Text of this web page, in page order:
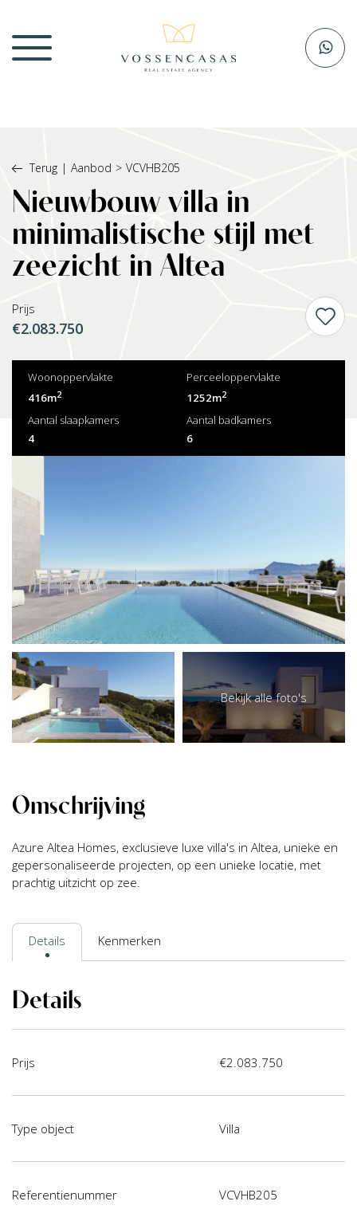
Terug | Aanbod > VCVHB205
Nieuwbouw villa in
minimalistische stijl met
zeezicht in Altea
Prijs
€2.083.750
Woonoppervlakte
416m2
Perceeloppervlakte
1252m2
Aantal slaapkamers
4
Aantal badkamers
6
Bekijk alle foto's
Omschrijving
Azure Altea Homes, exclusieve luxe villa's in Altea, unieke en
gepersonaliseerde projecten, op een unieke locatie, met
prachtig uitzicht op zee.
Details Kenmerken
Details
Prijs €2.083.750
Type object Villa
Referentienummer VCVHB205